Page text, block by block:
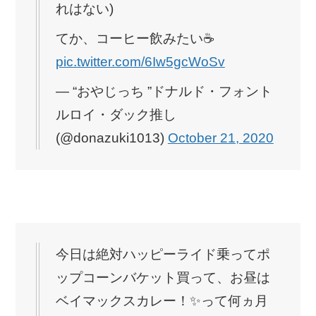
れはない)
てか、コーヒー飲みたい☕
pic.twitter.com/6Iw5gcWoSv
— “おやじっち ”ドナルド・フォント
ルロイ・ダック推し
(@donazuki1013) October 21, 2020
今日は絶対ハッピーライド乗ってポ
ップコーンバケット買って、お昼は
ベイマックスカレー！✨って何ヵ月